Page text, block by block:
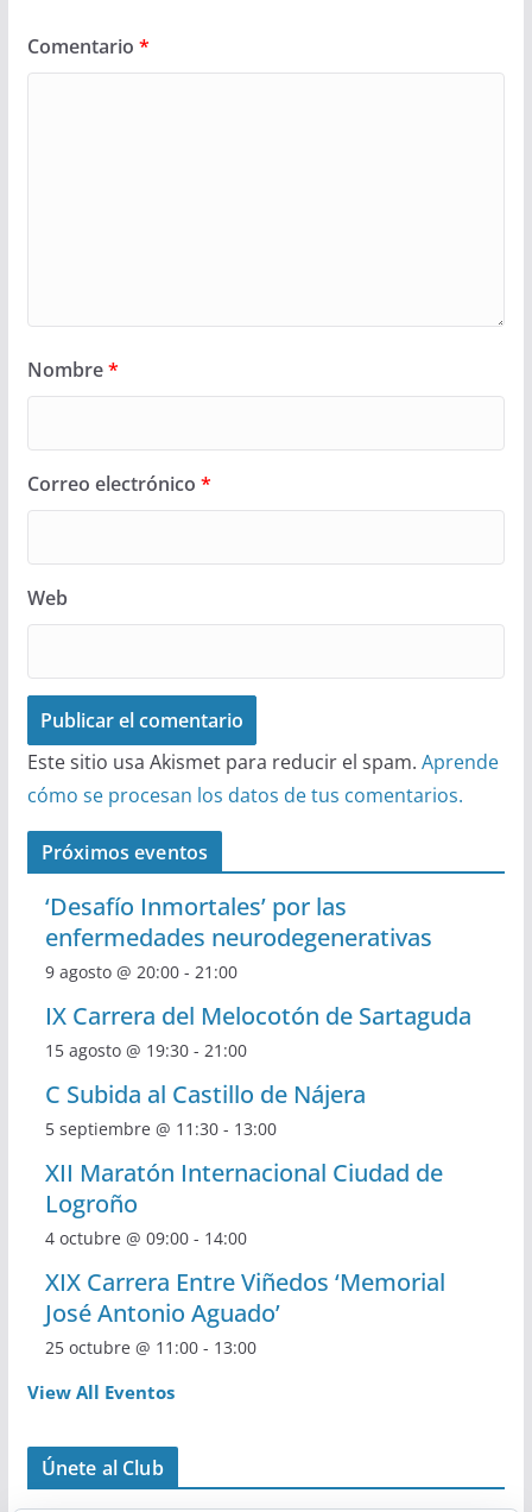
Comentario *
Nombre*
Correo electrónico *
Web
Este sitio usa Akismet para reducir el spam. Aprende
cómo se procesan los datos de tus comentarios.
Próximos eventos
‘Desafío Inmortales’ por las
enfermedades neurodegenerativas
9 agosto @ 20:00- 21:00
IX Carrera del Melocotón de Sartaguda
15 agosto @ 19:30- 21:00
C Subida al Castillo de Nájera
5 septiembre @ 11:30- 13:00
XII Maratón Internacional Ciudad de
Logroño
4 octubre @ 09:00- 14:00
XIX Carrera Entre Viñedos ‘Memorial
José Antonio Aguado’
25 octubre @ 11:00- 13:00
View All Eventos
Únete al Club